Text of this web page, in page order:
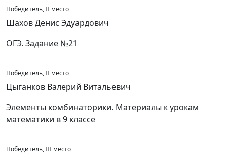
Победитель, II место
Шахов Денис Эдуардович
ОГЭ. Задание №21
Победитель, II место
Цыганков Валерий Витальевич
Элементы комбинаторики. Материалы к урокам
математики в 9 классе
Победитель, III место